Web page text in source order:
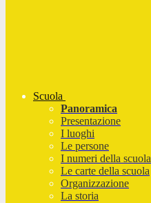
Scuola
Panoramica
Presentazione
I luoghi
Le persone
I numeri della scuola
Le carte della scuola
Organizzazione
La storia